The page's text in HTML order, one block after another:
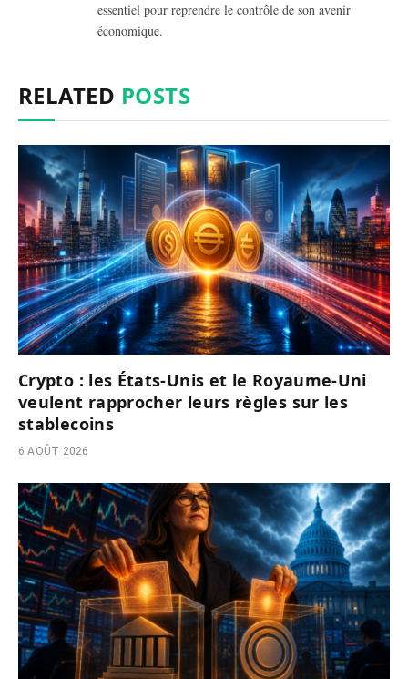
essentiel pour reprendre le contrôle de son avenir
économique.
RELATED POSTS
Crypto : les États-Unis et le Royaume-Uni
veulent rapprocher leurs règles sur les
stablecoins
6 AOÛT 2026